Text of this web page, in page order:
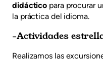
didáctico para procurar
la práctica del idioma.
-Actividades
Realizamos las